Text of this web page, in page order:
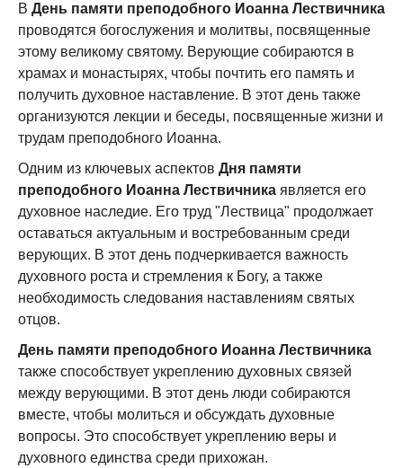
В День памяти преподобного Иоанна Лествичника
проводятся богослужения и молитвы, посвященные
этому великому святому. Верующие собираются в
храмах и монастырях, чтобы почтить его память и
получить духовное наставление. В этот день также
организуются лекции и беседы, посвященные жизни и
трудам преподобного Иоанна.
Одним из ключевых аспектов Дня памяти
преподобного Иоанна Лествичника является его
духовное наследие. Его труд "Лествица" продолжает
оставаться актуальным и востребованным среди
верующих. В этот день подчеркивается важность
духовного роста и стремления к Богу, а также
необходимость следования наставлениям святых
отцов.
День памяти преподобного Иоанна Лествичника
также способствует укреплению духовных связей
между верующими. В этот день люди собираются
вместе, чтобы молиться и обсуждать духовные
вопросы. Это способствует укреплению веры и
духовного единства среди прихожан.